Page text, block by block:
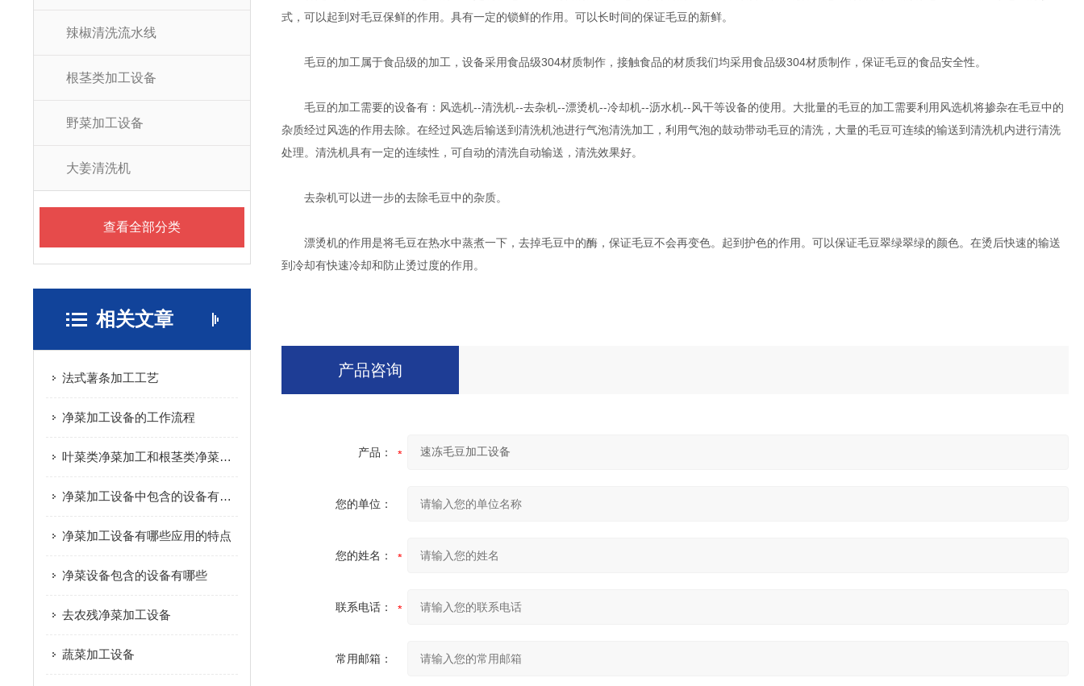
辣椒清洗流水线
根茎类加工设备
野菜加工设备
大姜清洗机
查看全部分类
相关文章
法式薯条加工工艺
净菜加工设备的工作流程
叶菜类净菜加工和根茎类净菜加工这个两种模式的区别是什么？
净菜加工设备中包含的设备有哪些
净菜加工设备有哪些应用的特点
净菜设备包含的设备有哪些
去农残净菜加工设备
蔬菜加工设备
式，可以起到对毛豆保鲜的作用。具有一定的锁鲜的作用。可以长时间的保证毛豆的新鲜。
毛豆的加工属于食品级的加工，设备采用食品级304材质制作，接触食品的材质我们均采用食品级304材质制作，保证毛豆的食品安全性。
毛豆的加工需要的设备有：风选机--清洗机--去杂机--漂烫机--冷却机--沥水机--风干等设备的使用。大批量的毛豆的加工需要利用风选机将掺杂在毛豆中的
杂质经过风选的作用去除。在经过风选后输送到清洗机池进行气泡清洗加工，利用气泡的鼓动带动毛豆的清洗，大量的毛豆可连续的输送到清洗机内进行清洗
处理。清洗机具有一定的连续性，可自动的清洗自动输送，清洗效果好。
去杂机可以进一步的去除毛豆中的杂质。
漂烫机的作用是将毛豆在热水中蒸煮一下，去掉毛豆中的酶，保证毛豆不会再变色。起到护色的作用。可以保证毛豆翠绿翠绿的颜色。在烫后快速的输送
到冷却有快速冷却和防止烫过度的作用。
产品咨询
产品：
您的单位：
您的姓名：
联系电话：
常用邮箱：